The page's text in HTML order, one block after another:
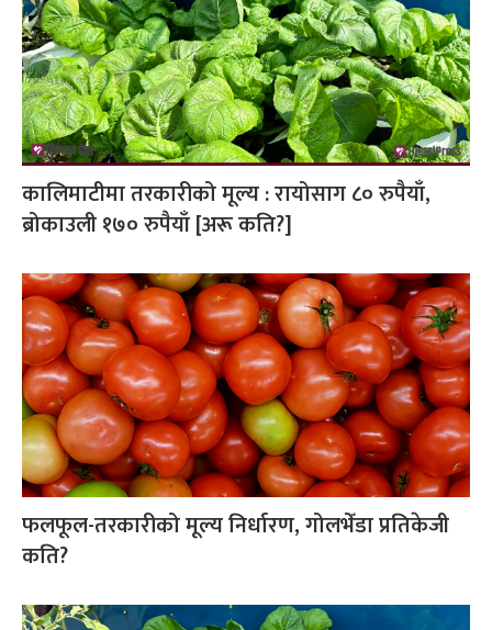
कालिमाटीमा तरकारीको मूल्य : रायोसाग ८० रुपैयाँ,
ब्रोकाउली १७० रुपैयाँ [अरू कति?]
फलफूल-तरकारीको मूल्य निर्धारण, गोलभेँडा प्रतिकेजी
कति?